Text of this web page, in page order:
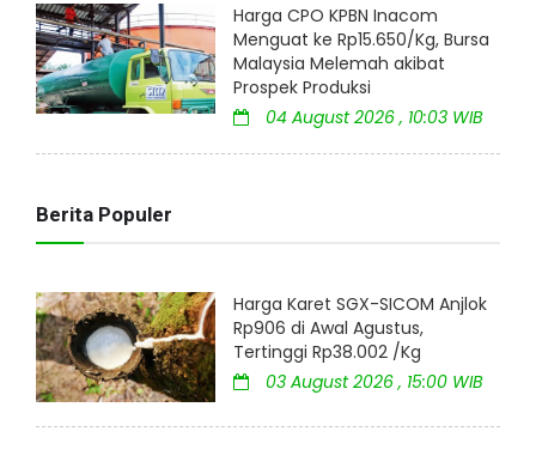
Harga CPO KPBN Inacom
Menguat ke Rp15.650/Kg, Bursa
Malaysia Melemah akibat
Prospek Produksi
04 August 2026 , 10:03 WIB
Berita Populer
Harga Karet SGX-SICOM Anjlok
Rp906 di Awal Agustus,
Tertinggi Rp38.002 /Kg
03 August 2026 , 15:00 WIB